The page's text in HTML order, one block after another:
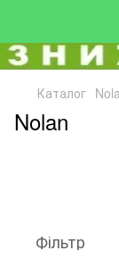
Каталог
Nolan
Фільтр